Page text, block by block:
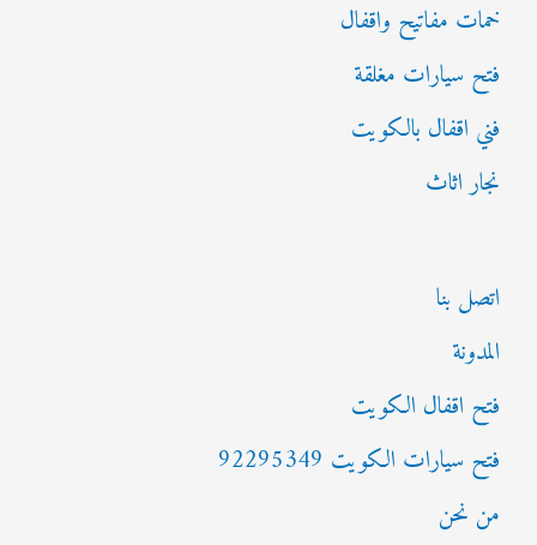
خمات مفاتيح واقفال
فتح سيارات مغلقة
فني اقفال بالكويت
نجار اثاث
اتصل بنا
المدونة
فتح اقفال الكويت
فتح سيارات الكويت 92295349
من نحن